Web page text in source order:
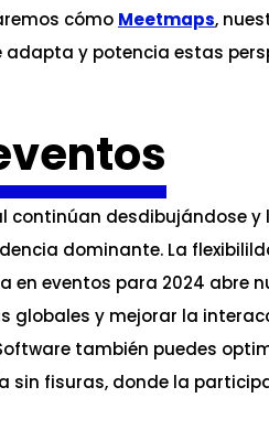
cómo Meetmaps,
y potencia estas
continúan desdibujándose y
dominante. La
en eventos para 2024 abre
globales y mejorar la
también puedes
sin fisuras, donde la